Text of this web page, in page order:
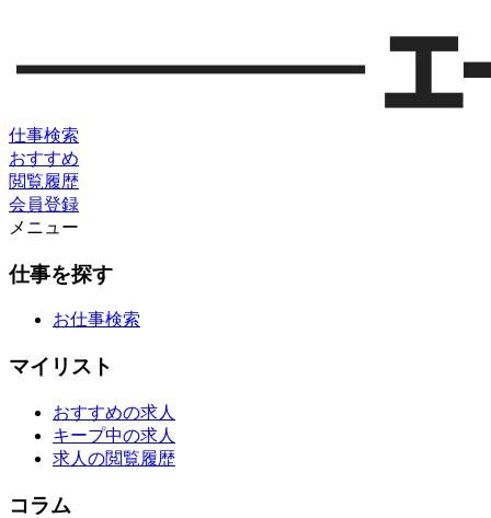
仕事検索
おすすめ
閲覧履歴
会員登録
メニュー
仕事を探す
お仕事検索
マイリスト
おすすめの求人
キープ中の求人
求人の閲覧履歴
コラム